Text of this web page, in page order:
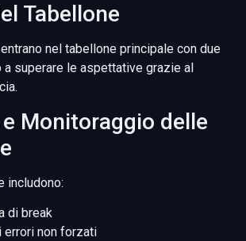
Tabellone
entrano nel tabellone principale con due
superare le aspettative grazie al
Monitoraggio delle
includono:
di break
errori non forzati